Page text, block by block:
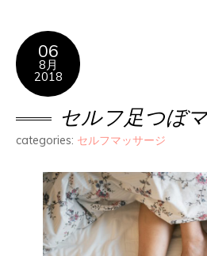
06
8月
2018
セルフ足つぼ
categories: セルフマッサージ